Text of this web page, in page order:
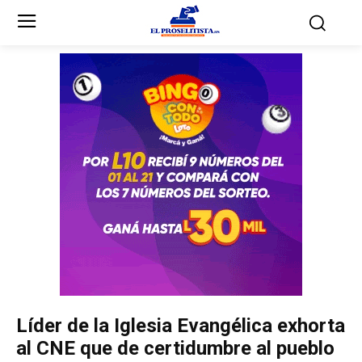
Partidos Políticos
Partido Liberal
Unificación Democrática
Anticorrupción
Partidos Políticos
Partido Liberal
Unificación Democrática
Anticorrupción
Líder de la Iglesia Evangélica exhorta
al CNE que de certidumbre al pueblo